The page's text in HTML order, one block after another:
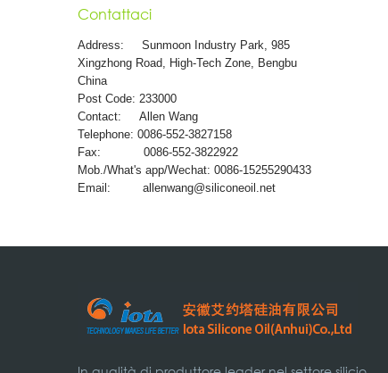
Contattaci
Address: Sunmoon Industry Park, 985
Xingzhong Road, High-Tech Zone, Bengbu
China
Post Code: 233000
Contact: Allen Wang
Telephone: 0086-552-3827158
Fax: 0086-552-3822922
Mob./What's app/Wechat: 0086-15255290433
Email: allenwang@siliconeoil.net